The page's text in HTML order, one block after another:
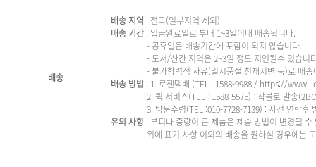
배송
배송 지역 : 전국(일부지역 제외)
배송 기간 : 입금완료일로 부터 1~3일이내 배송됩니다.
- 공휴일은 배송기간에 포함이 되지 않습니다.
- 도서/산간 지역은 2~3일 정도 지연될수 있습니
- 불가항력적 사유(일시품절,천재지변 등)로 배송이
배송 방법 : 1. 로젠택배 (TEL : 1588-9988 / https://
2. 퀵 서비스(TEL : 1588-5575) : 착불로 발송
3. 방문수령(TEL :010-7728-7139​) : 사전 연락후
유의 사항 : 부피나 중량이 큰 제품은 제송 방법이 변경될
위에 표기 사항 이외의 배송을 원하실 경우에는 고